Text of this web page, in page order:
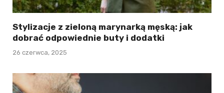
Stylizacje z zieloną marynarką męską: jak
dobrać odpowiednie buty i dodatki
26 czerwca, 2025